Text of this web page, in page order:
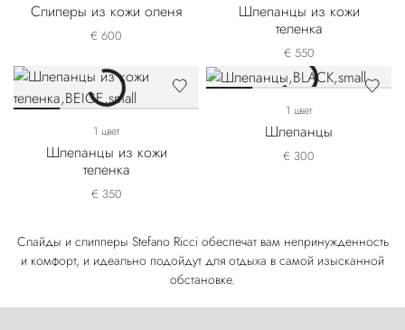
Слиперы из кожи оленя
€ 600
Шлепанцы из кожи
теленка
€ 550
1 цвет
Шлепанцы из кожи
теленка
€ 350
1 цвет
Шлепанцы
€ 300
Слайды и слипперы Stefano Ricci обеспечат вам непринужденность
и комфорт, и идеально подойдут для отдыха в самой изысканной
обстановке.